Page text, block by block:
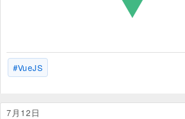
VueJS
7月12日